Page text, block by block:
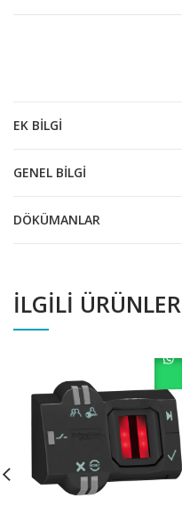
EK BILGI
GENEL BILGI
DÖKÜMANLAR
İLGILI ÜRÜNLER